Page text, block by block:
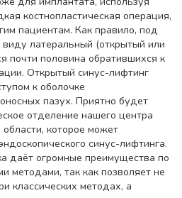
костнопластическая операция,
пациентам. Как правило, под
латеральный (открытый или
почти половина обратившихся к
Открытый синус-лифтинг
к оболочке
пазух. Приятно будет
отделение нашего центра
которое может
синус-лифтинга.
даёт огромные преимущества по
методами, так как позволяет не
классических методах, а